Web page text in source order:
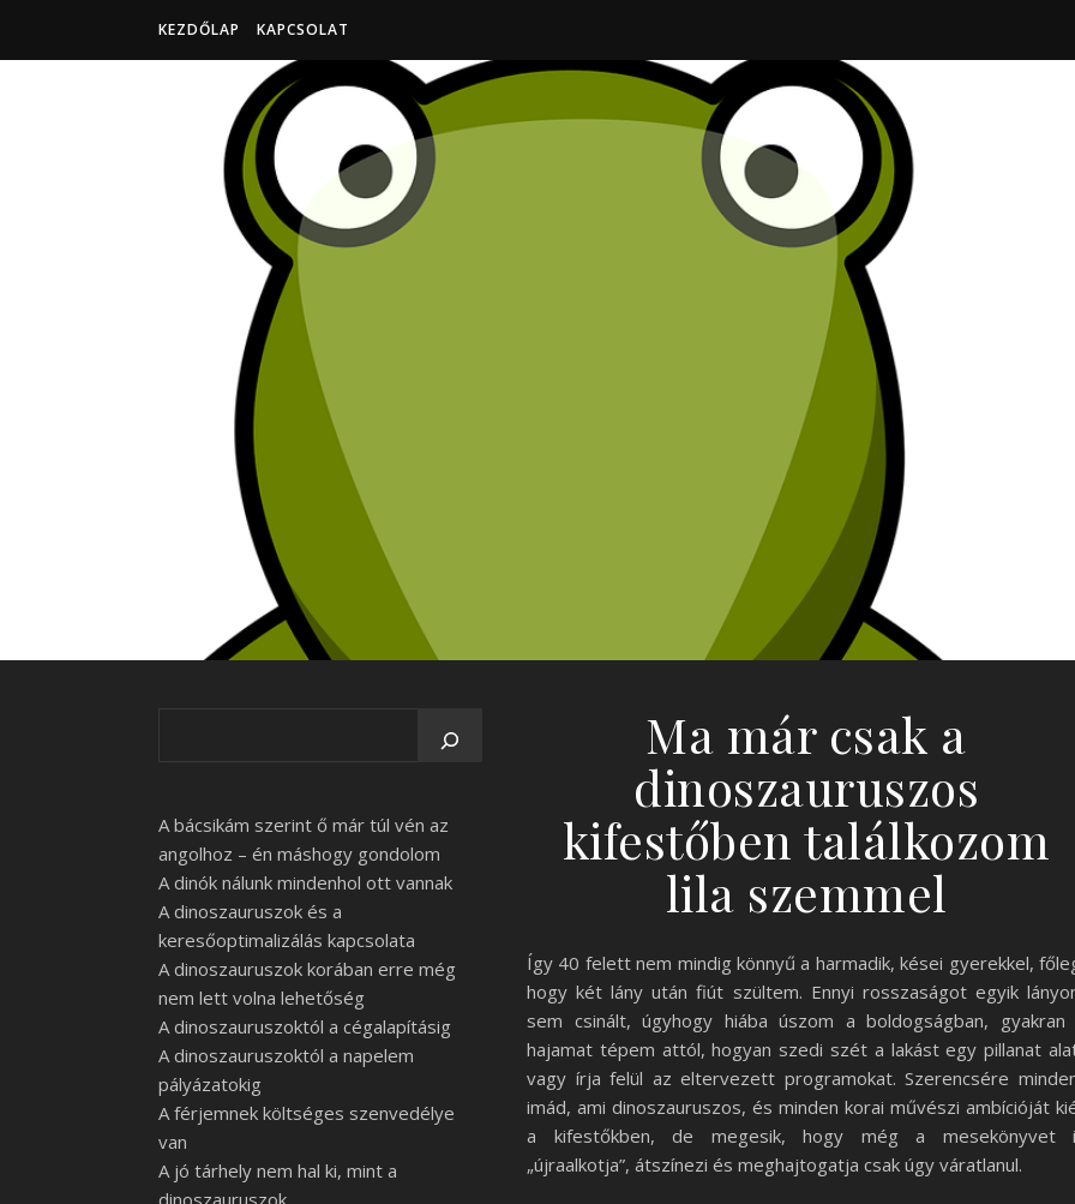
KEZDŐLAP KAPCSOLAT
A bácsikám szerint ő már túl vén az
angolhoz – én máshogy gondolom
A dinók nálunk mindenhol ott vannak
A dinoszauruszok és a
keresőoptimalizálás kapcsolata
A dinoszauruszok korában erre még
nem lett volna lehetőség
A dinoszauruszoktól a cégalapításig
A dinoszauruszoktól a napelem
pályázatokig
A férjemnek költséges szenvedélye
van
A jó tárhely nem hal ki, mint a
dinoszauruszok
Ma már csak a
dinoszauruszos
kifestőben találkozom
lila szemmel
Így 40 felett nem mindig könnyű a harmadik, kései gyerekkel,
hogy két lány után fiút szültem. Ennyi rosszaságot egyik
sem csinált, úgyhogy hiába úszom a boldogságban, gyakran
hajamat tépem attól, hogyan szedi szét a lakást egy pillanat
vagy írja felül az eltervezett programokat. Szerencsére
imád, ami dinoszauruszos, és minden korai művészi ambícióját
a kifestőkben, de megesik, hogy még a mesekönyvet
„újraalkotja”, átszínezi és meghajtogatja csak úgy váratlanul.